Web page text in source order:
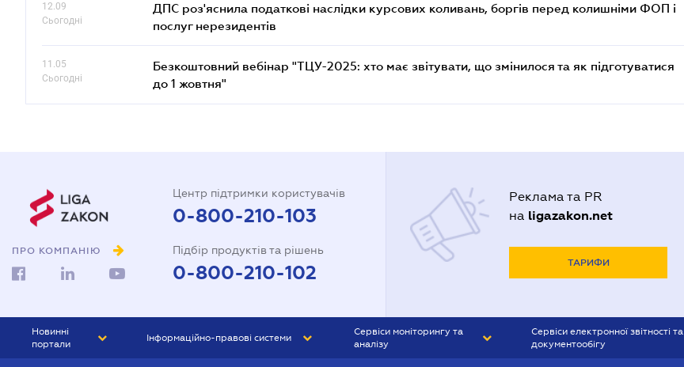
12.09
Сьогодні
ДПС роз'яснила податкові наслідки курсових коливань, боргів перед колишніми ФОП і
послуг нерезидентів
11.05
Сьогодні
Безкоштовний вебінар "ТЦУ-2025: хто має звітувати, що змінилося та як підготуватися
до 1 жовтня"
ПРО КОМПАНІЮ
Центр підтримки користувачів
0-800-210-103
Підбір продуктів та рішень
0-800-210-102
Реклама та PR
на ligazakon.net
ТАРИФИ
Новинні
портали
Інформаційно-правові системи
Сервіси моніторингу та
аналізу
Сервіси електронної звітності та
документообігу